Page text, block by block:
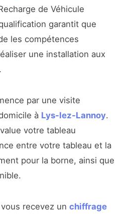
de Véhicule
garantit que
les compétences
une installation aux
par une visite
à Lys-lez-Lannoy.
votre tableau
entre votre tableau et la
pour la borne, ainsi que
recevez un chiffrage